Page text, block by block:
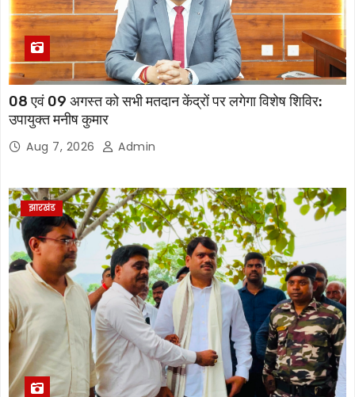
08 एवं 09 अगस्त को सभी मतदान केंद्रों पर लगेगा विशेष शिविर:
उपायुक्त मनीष कुमार
Aug 7, 2026 Admin
झारखंड